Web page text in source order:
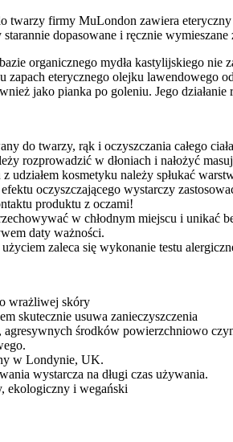
twarzy firmy MuLondon zawiera
dopasowane i ręcznie
organicznego mydła kastylijskiego
zapach eterycznego olejku lawendowego
jako pianka po goleniu. Jego
do twarzy, rąk i oczyszczania całego
rozprowadzić w dłoniach i nałożyć
udziałem kosmetyku należy spłukać
oczyszczającego wystarczy
produktu z oczami!
w chłodnym miejscu i unikać
daty ważności.
zaleca się wykonanie testu
wrażliwej skóry
skutecznie usuwa zanieczyszczenia
agresywnych środków powierzchniowo
w Londynie, UK.
wystarcza na długi czas używania.
ekologiczny i wegański